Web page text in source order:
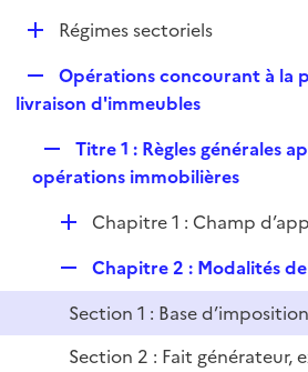
e
r
D
p
l
r
Régimes sectoriels
e
l
i
Opérations concourant à la
livraison d'immeubles
e
l
r
Titre 1 : Règles générales
opérations immobilières
D
p
i
e
Chapitre 1 : Champ
e
p
Chapitre 2 : Modalités
Section 1 : Base d’imposition
Section 2 : Fait générateur,